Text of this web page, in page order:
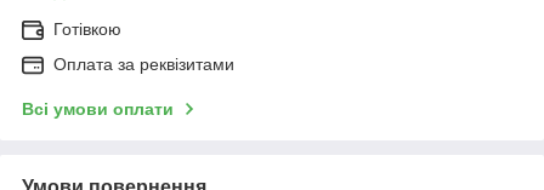
Готівкою
Оплата за реквізитами
Всі умови оплати